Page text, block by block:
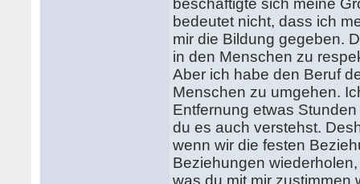
beschäftigte sich meine
bedeutet nicht, dass ich
mir die Bildung gegeben.
in den Menschen zu
Aber ich habe den Beruf
Menschen zu umgehen.
Entfernung etwas
du es auch verstehst.
wenn wir die festen
Beziehungen
was du mit mir zustimmen